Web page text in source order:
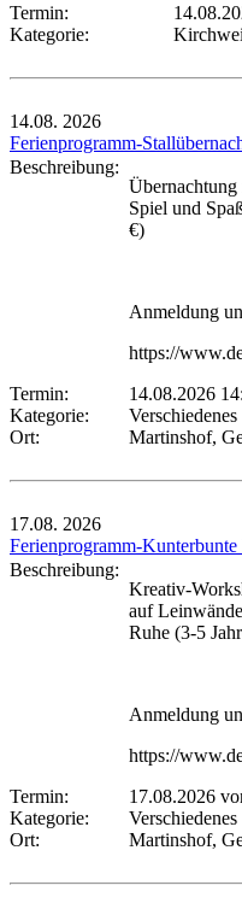
Termin:
Kategorie:
14.08. 2026
Ferienprogramm-
Beschreibung:
Spiel und
€)
Anmeldung
https://
Termin:
14.08.2026
Kategorie:
Verschiedenes
Ort:
Martinshof,
17.08. 2026
Ferienprogramm-
Beschreibung:
Kreativ-
auf
Ruhe (3-5
Anmeldung
https://
Termin:
17.08.2026
Kategorie:
Verschiedenes
Ort:
Martinshof,